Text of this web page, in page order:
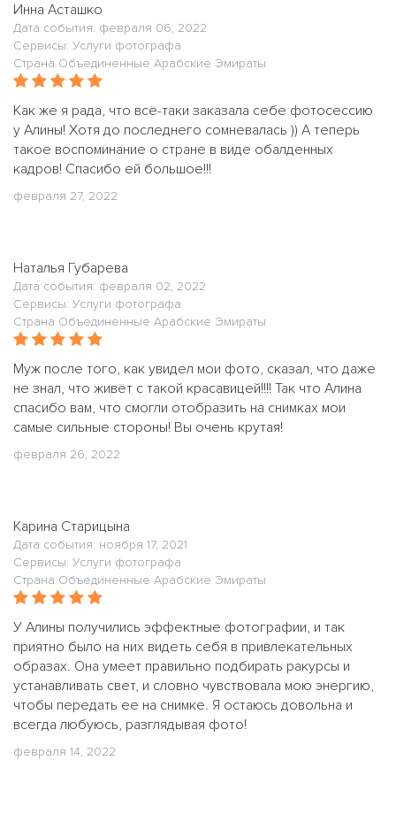
Инна Асташко
Дата события: февраля 06, 2022
Сервисы: Услуги фотографа
Страна Объединенные Арабские Эмираты
Как же я рада, что всё-таки заказала себе фотосессию
у Алины! Хотя до последнего сомневалась )) А теперь
такое воспоминание о стране в виде обалденных
кадров! Спасибо ей большое!!!
февраля 27, 2022
Наталья Губарева
Дата события: февраля 02, 2022
Сервисы: Услуги фотографа
Страна Объединенные Арабские Эмираты
Муж после того, как увидел мои фото, сказал, что даже
не знал, что живёт с такой красавицей!!!! Так что Алина
спасибо вам, что смогли отобразить на снимках мои
самые сильные стороны! Вы очень крутая!
февраля 26, 2022
Карина Старицына
Дата события: ноября 17, 2021
Сервисы: Услуги фотографа
Страна Объединенные Арабские Эмираты
У Алины получились эффектные фотографии, и так
приятно было на них видеть себя в привлекательных
образах. Она умеет правильно подбирать ракурсы и
устанавливать свет, и словно чувствовала мою энергию,
чтобы передать ее на снимке. Я остаюсь довольна и
всегда любуюсь, разглядывая фото!
февраля 14, 2022